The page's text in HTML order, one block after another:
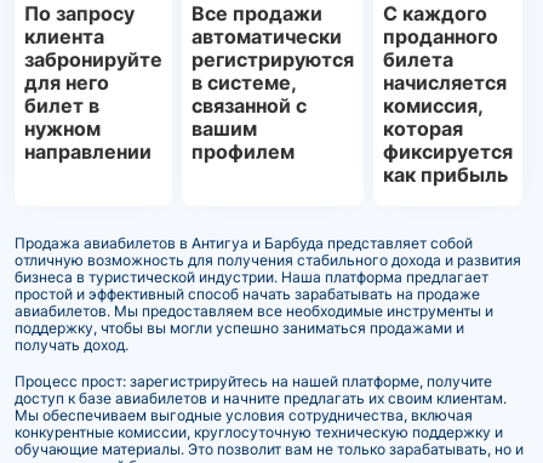
По запросу
клиента
забронируйте
для него
билет в
нужном
направлении
Все продажи
автоматически
регистрируются
в системе,
связанной с
вашим
профилем
С каждого
проданного
билета
начисляется
комиссия,
которая
фиксируется
как прибыль
Продажа авиабилетов в Антигуа и Барбуда представляет собой
отличную возможность для получения стабильного дохода и развития
бизнеса в туристической индустрии. Наша платформа предлагает
простой и эффективный способ начать зарабатывать на продаже
авиабилетов. Мы предоставляем все необходимые инструменты и
поддержку, чтобы вы могли успешно заниматься продажами и
получать доход.
Процесс прост: зарегистрируйтесь на нашей платформе, получите
доступ к базе авиабилетов и начните предлагать их своим клиентам.
Мы обеспечиваем выгодные условия сотрудничества, включая
конкурентные комиссии, круглосуточную техническую поддержку и
обучающие материалы. Это позволит вам не только зарабатывать, но и